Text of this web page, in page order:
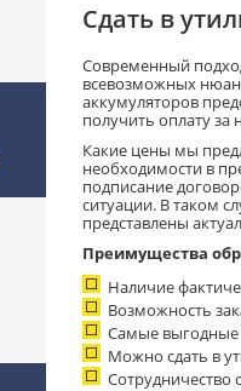
Сдать в
Современный
всевозможных
аккумуляторов
получить оплату за
Какие цены мы
необходимости в
подписание
ситуации. В таком
представлены
Преимущества
Наличие
Возможность
Самые выгодные
Можно сдать в